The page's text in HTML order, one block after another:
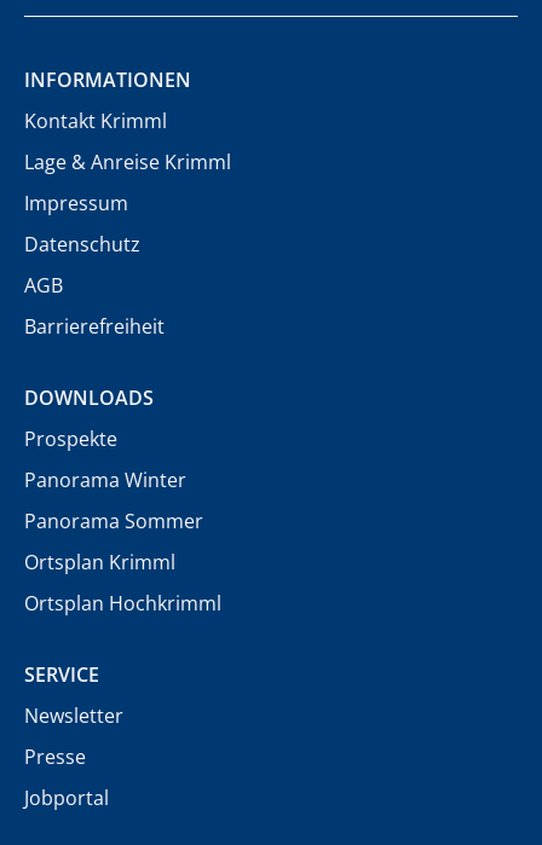
INFORMATIONEN
Kontakt Krimml
Lage & Anreise Krimml
Impressum
Datenschutz
AGB
Barrierefreiheit
DOWNLOADS
Prospekte
Panorama Winter
Panorama Sommer
Ortsplan Krimml
Ortsplan Hochkrimml
SERVICE
Newsletter
Presse
Jobportal